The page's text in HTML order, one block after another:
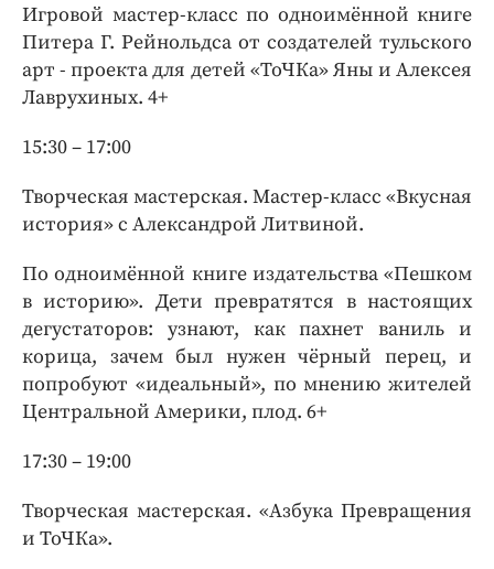
Игровой мастер-класс по одноимённой книге
Питера Г. Рейнольдса от создателей тульского
арт - проекта для детей «ТоЧКа» Яны и Алексея
Лаврухиных. 4+
15:30 – 17:00
Творческая мастерская. Мастер-класс «Вкусная
история» с Александрой Литвиной.
По одноимённой книге издательства «Пешком
в историю». Дети превратятся в настоящих
дегустаторов: узнают, как пахнет ваниль и
корица, зачем был нужен чёрный перец, и
попробуют «идеальный», по мнению жителей
Центральной Америки, плод. 6+
17:30 – 19:00
Творческая мастерская. «Азбука Превращения
и ТоЧКа».